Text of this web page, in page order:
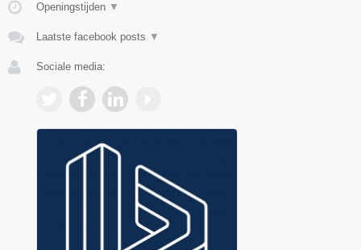
Openingstijden ▼
Laatste facebook posts ▼
Sociale media: